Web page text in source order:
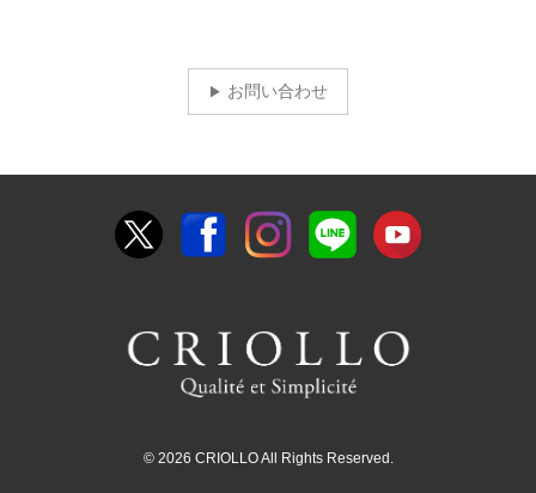
お問い合わせ
© 2026 CRIOLLO All Rights Reserved.